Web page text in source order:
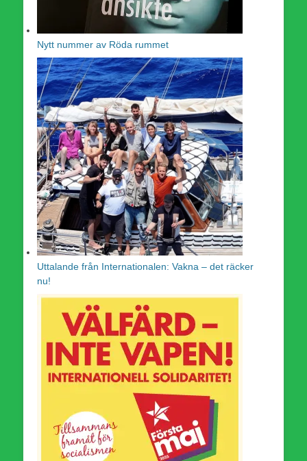
Nytt nummer av Röda rummet
Uttalande från Internationalen: Vakna – det räcker
nu!